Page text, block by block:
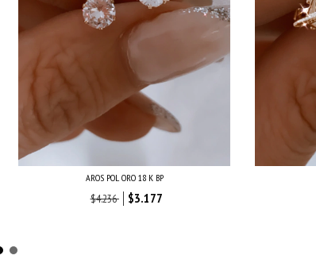
AROS POL ORO 18 K BP
$4.236 $3.177